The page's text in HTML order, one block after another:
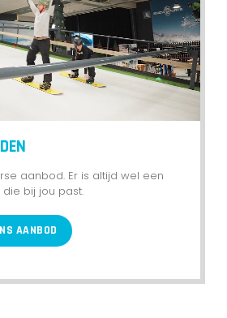
aanbod. Er is altijd wel een
bij jou past.
AANBOD